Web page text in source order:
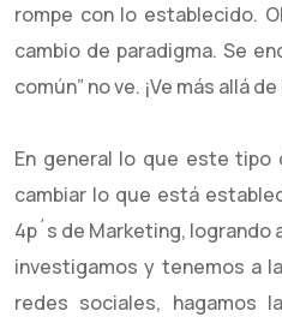
rompe con lo establecido.
cambio de paradigma. Se
común” no ve. ¡Ve más allá
En general lo que este
cambiar lo que está
4p´s de Marketing, logrando
investigamos y tenemos a
redes sociales, hagamos